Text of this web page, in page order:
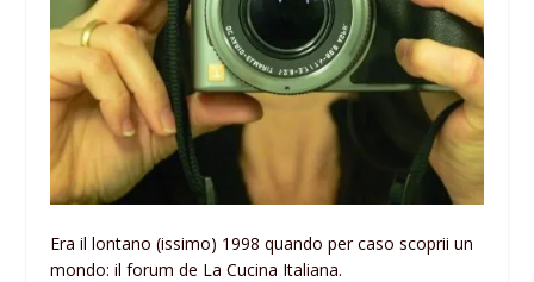
Era il lontano (issimo) 1998 quando per caso scoprii un
mondo: il forum de La Cucina Italiana.